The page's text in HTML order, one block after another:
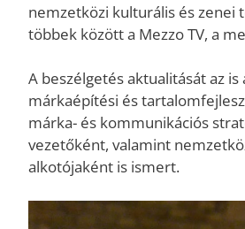
nemzetközi kulturális és
többek között a Mezzo TV, a
A beszélgetés aktualitását az
márkaépítési és
márka- és kommunikációs
vezetőként, valamint
alkotójaként is ismert.